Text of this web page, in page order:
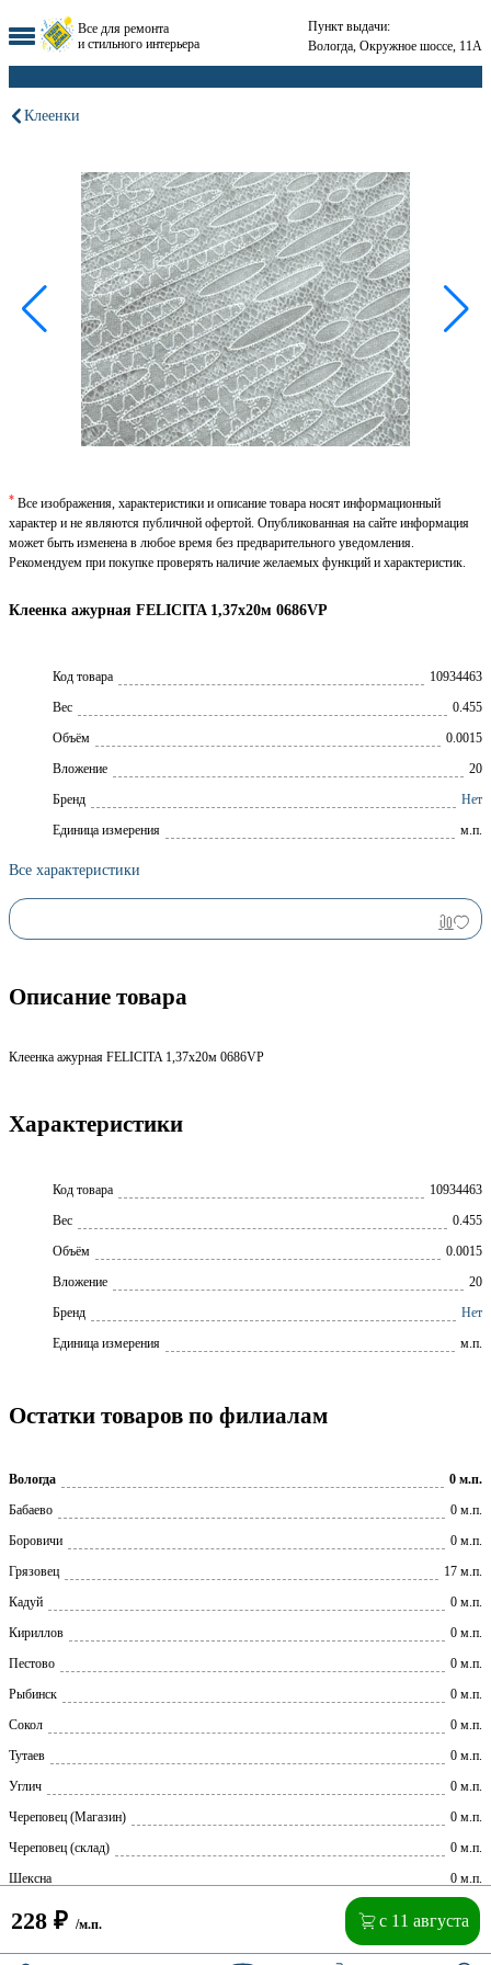
Все для ремонта
и стильного интерьера
Пункт выдачи:
Вологда, Окружное шоссе, 11А
Клеенки
Клеенка ажурная FELICITA 1,37х20м 0686VP
Код товара
10934463
Вес
0.455
Объём
0.0015
Вложение
20
Брeнд
Нет
Единица измерения
м.п.
Все характеристики
* Все изображения, характеристики и описание товара носят информационный
характер и не являются публичной офертой. Опубликованная на сайте информация
может быть изменена в любое время без предварительного уведомления.
Рекомендуем при покупке проверять наличие желаемых функций и характеристик.
Описание товара
Клеенка ажурная FELICITA 1,37х20м 0686VP
Характеристики
Код товара
10934463
Вес
0.455
Объём
0.0015
Вложение
20
Бренд
Нет
Единица измерения
м.п.
Остатки товаров по филиалам
Вологда
0 м.п.
Бабаево
0 м.п.
Боровичи
0 м.п.
Грязовец
17 м.п.
Кадуй
0 м.п.
Кириллов
0 м.п.
Пестово
0 м.п.
Рыбинск
0 м.п.
Сокол
0 м.п.
Тутаев
0 м.п.
Углич
0 м.п.
Череповец (Магазин)
0 м.п.
Череповец (склад)
0 м.п.
Шексна
0 м.п.
228 ₽ /м.п. с 11 августа